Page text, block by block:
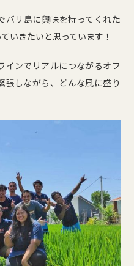
バリ島に興味を持ってくれた
いきたいと思っています！
インでリアルにつながるオフ
張しながら、どんな風に盛り